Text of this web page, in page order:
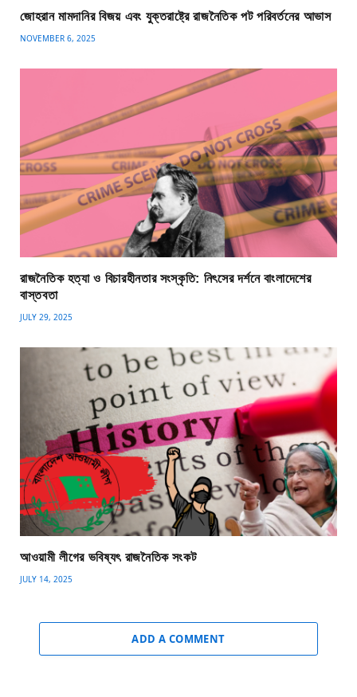
জোহরান মামদানির বিজয় এবং যুক্তরাষ্ট্রে রাজনৈতিক পট পরিবর্তনের আভাস
NOVEMBER 6, 2025
রাজনৈতিক হত্যা ও বিচারহীনতার সংস্কৃতি: নিৎসের দর্শনে বাংলাদেশের
বাস্তবতা
JULY 29, 2025
আওয়ামী লীগের ভবিষ্যৎ রাজনৈতিক সংকট
JULY 14, 2025
ADD A COMMENT